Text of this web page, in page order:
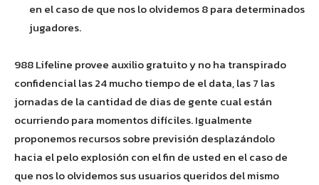
en el caso de que nos lo olvidemos 8 para determinados
jugadores.
988 Lifeline provee auxilio gratuito y no ha transpirado
confidencial las 24 mucho tiempo de el data, las 7 las
jornadas de la cantidad de dias de gente cual están
ocurriendo para momentos difíciles. Igualmente
proponemos recursos sobre previsión desplazándolo
hacia el pelo explosión con el fin de usted en el caso de
que nos lo olvidemos sus usuarios queridos del mismo